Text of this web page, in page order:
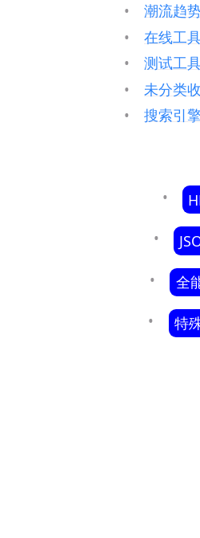
潮流趋
在线工
测试工
未分类
搜索引
全
特